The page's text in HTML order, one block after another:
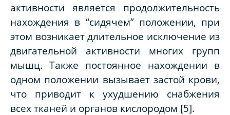
активности является продолжительность
нахождения в “сидячем” положении, при
этом возникает длительное исключение из
двигательной активности многих групп
мышц. Также постоянное нахождении в
одном положении вызывает застой крови,
что приводит к ухудшению снабжения
всех тканей и органов кислородом [5].